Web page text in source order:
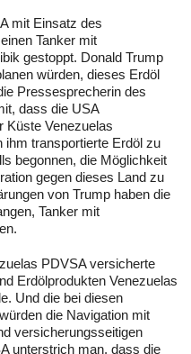
mit Einsatz des
Tanker mit
gestoppt. Donald Trump
würden, dieses Erdöl
Pressesprecherin des
dass die USA
Küste Venezuelas
ihm transportierte Erdöl zu
begonnen, die Möglichkeit
gegen dieses Land zu
von Trump haben die
Tanker mit
PDVSA versicherte
Erdölprodukten Venezuelas
Und die bei diesen
die Navigation mit
versicherungsseitigen
unterstrich man, dass die